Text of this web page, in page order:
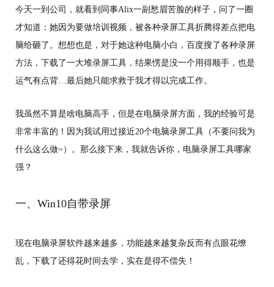
今天一到公司，就看到同事Alix一副愁眉苦脸的样子，问了一圈
才知道：她因为要做培训视频，被各种录屏工具折腾得差点把电
脑给砸了。想想也是，对于她这种电脑小白，百度搜了各种录屏
方法，下载了一大堆录屏工具，结果愣是没一个用得顺手，也是
运气有点背…最后她只能求救于我才得以完成工作。
我虽然不算是啥电脑高手，但是在电脑录屏方面，我的经验可是
非常丰富的！因为我试用过接近20个电脑录屏工具（不要问我为
什么这么做~）。那么接下来，我就告诉你，电脑录屏工具哪家
强？
一、Win10自带录屏
现在电脑录屏软件越来越多，功能越来越复杂反而有点眼花缭
乱，下载了还得花时间去学，实在是得不偿失！